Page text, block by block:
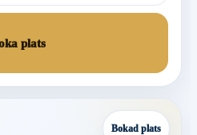
plats
Bokad plats